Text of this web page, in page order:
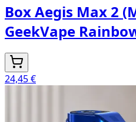
Box Aegis Max 2
GeekVape
24,45 €